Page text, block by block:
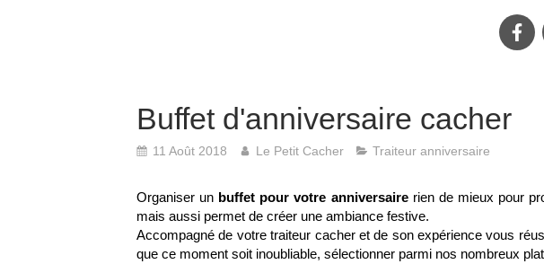
Buffet d'anniversaire cacher
11 Août 2018 Le Petit Cacher Traiteur anniversaire
Organiser un buffet pour votre anniversaire rien de mieux pour
mais aussi permet de créer une ambiance festive.
Accompagné de votre traiteur cacher et de son expérience vous
que ce moment soit inoubliable, sélectionner parmi nos nombreux